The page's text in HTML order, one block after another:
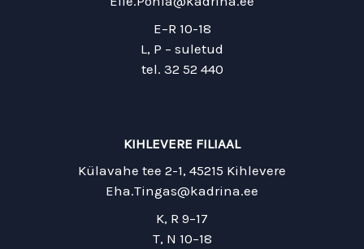
E–R 10-18
L, P – suletud
tel. 32 52 440
KIHLEVERE FILIAAL
Külavahe tee 2-1, 45215 Kihlevere
Eha.Tingas@kadrina.ee
K, R 9–17
T, N 10–18